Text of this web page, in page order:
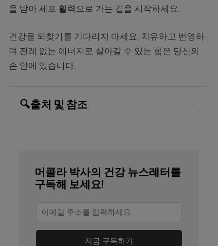
을 받아 세포 활력으로 가는 길을 시작하세요.
건강을 되찾기를 기다리지 마세요. 치유하고 번영하
며 전례 없는 에너지로 살아갈 수 있는 힘은 당신의
손 안에 있습니다.
🔍출처 및 참조
2025
(Archived)
News-Medical.net, May 13, 2025
머콜라 박사의 건강 뉴스레터를
구독해 보세요!
지금 구독하기